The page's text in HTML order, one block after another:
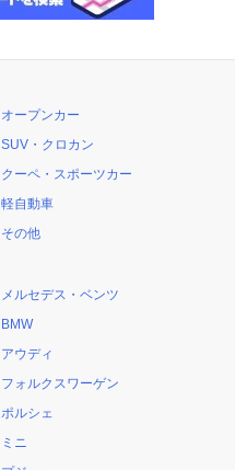
オープンカー
SUV・クロカン
クーペ・スポーツカー
軽自動車
その他
メルセデス・ベンツ
BMW
アウディ
フォルクスワーゲン
ポルシェ
ミニ